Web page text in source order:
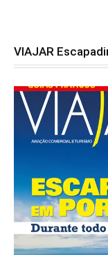
VIAJAR